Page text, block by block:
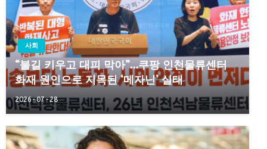
사회
“불길 키우고 대피 막아”…쿠팡 인천물류센터
화재 원인으로 지목된 ‘메자닌’ 실태
2026-07-28